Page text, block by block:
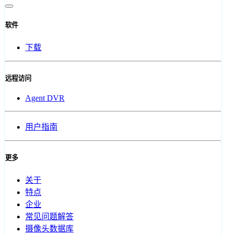
软件
下载
远程访问
Agent DVR
用户指南
更多
关于
特点
企业
常见问题解答
摄像头数据库